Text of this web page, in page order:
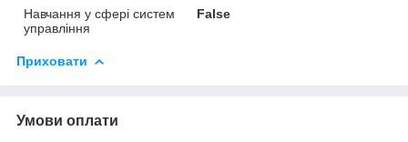
Навчання у сфері систем
управління
False
Приховати
Умови оплати